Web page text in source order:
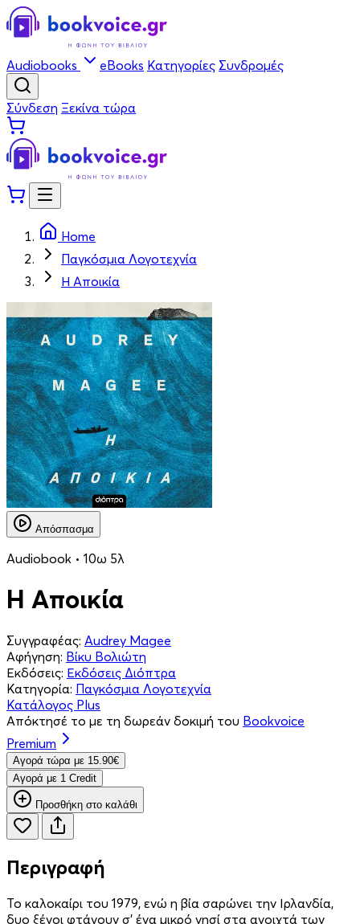
Audiobooks eBooks Κατηγορίες Συνδρομές
Σύνδεση Ξεκίνα τώρα
Home
Παγκόσμια Λογοτεχνία
Η Αποικία
Απόσπασμα
Audiobook • 10ω 5λ
Η Αποικία
Συγγραφέας: Audrey Magee
Αφήγηση: Βίκυ Βολιώτη
Εκδόσεις: Εκδόσεις Διόπτρα
Κατηγορία: Παγκόσμια Λογοτεχνία
Κατάλογος Plus
Απόκτησέ το με τη δωρεάν δοκιμή του Bookvoice
Premium
Aγορά τώρα με 15.90€
Aγορά με 1 Credit
Προσθήκη στο καλάθι
Περιγραφή
Το καλοκαίρι του 1979, ενώ η βία σαρώνει την Ιρλανδία,
δυο ξένοι φτάνουν σ’ ένα μικρό νησί στα ανοιχτά των